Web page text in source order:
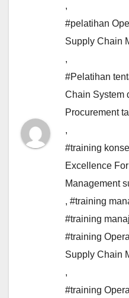
,
#pelatihan
Supply Chain
,
#Pelatihan
Chain System
Procurement
,
#training
Excellence
Management
, #training
#training
#training
Supply Chain
,
#training